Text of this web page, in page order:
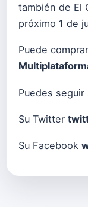
también de El
próximo 1 de
Puede
Puedes seguir
Su Twitter
Su Facebook